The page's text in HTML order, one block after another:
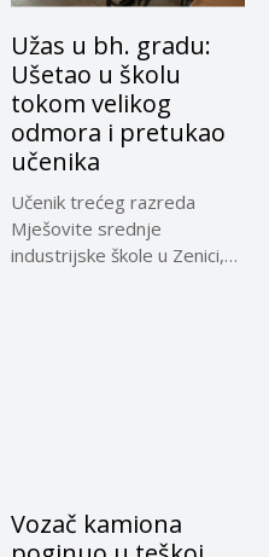
Užas u bh. gradu:
Ušetao u školu
tokom velikog
odmora i pretukao
učenika
Učenik trećeg razreda
Mješovite srednje
industrijske škole u Zenici,
Vozač kamiona